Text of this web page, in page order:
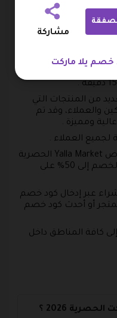
الاستخدام، وقد تم
بشكل مبسط ليسهل
عبر تطبيق يلا ماركت .
من المنتجات التي
والعملاء، وقد تم
ومميزة .
لجميع العملاء .
إمكانية الحصول على أحدث عروض Yalla Market الحصرية
عبر التطبيق، حيث يصل نسبة الخصم إلى 50% على
عبر إدخال كود خصم
على كل المتجر أو أحدث كود خصم
كافة المناطق داخل
2026 ؟
مشاركة
يلا ماركت